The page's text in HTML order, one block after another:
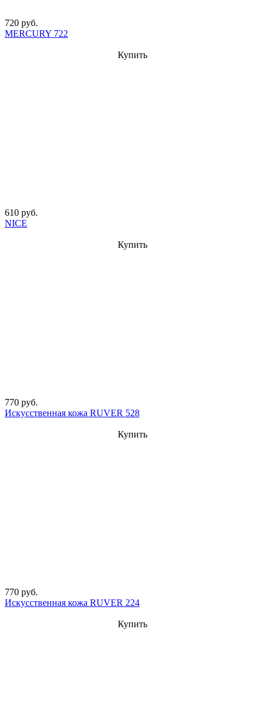
720 руб.
MERCURY 722
Купить
610 руб.
NICE
Купить
770 руб.
Искусственная кожа RUVER 528
Купить
770 руб.
Искусственная кожа RUVER 224
Купить